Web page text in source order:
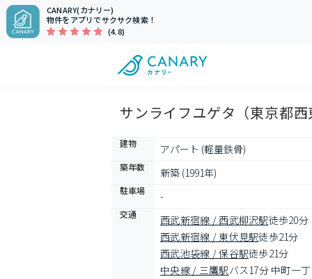
CANARY(カナリー)
物件をアプリでサクサク検索！
(4.8)
サンライフユゲタ（東京都
建物 アパート (軽量鉄骨)
築年数 新築 (1991年)
駐車場 -
交通 西武新宿線 / 西武柳沢駅徒歩20分
西武新宿線 / 東伏見駅徒歩21分
西武池袋線 / 保谷駅徒歩21分
中央線 / 三鷹駅バス17分 中町一